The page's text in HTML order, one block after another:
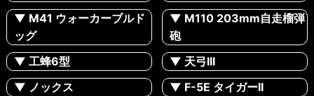
▼ M41 ウォーカーブルド
ッグ
▼ M110 203mm自走榴弾
砲
▼ 工蜂6型
▼ 天弓III
▼ ノックス
▼ F-5E タイガーII